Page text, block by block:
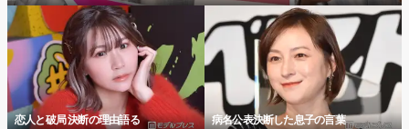
恋人と破局 決断の理由語る 病名公表決断した息子の言葉